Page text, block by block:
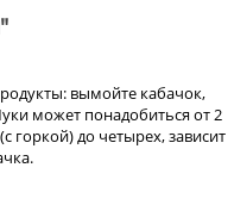
вымойте кабачок,
может понадобиться от 2
горкой) до четырех, зависит